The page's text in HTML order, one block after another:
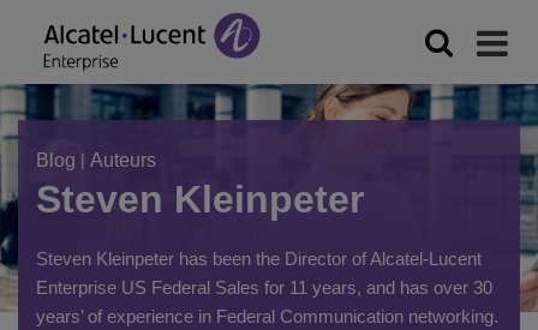
Blog | Auteurs
Steven Kleinpeter
Steven Kleinpeter has been the Director of Alcatel-Lucent
Enterprise US Federal Sales for 11 years, and has over 30
years’ of experience in Federal Communication networking.